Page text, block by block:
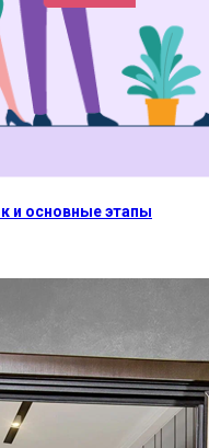
и основные этапы